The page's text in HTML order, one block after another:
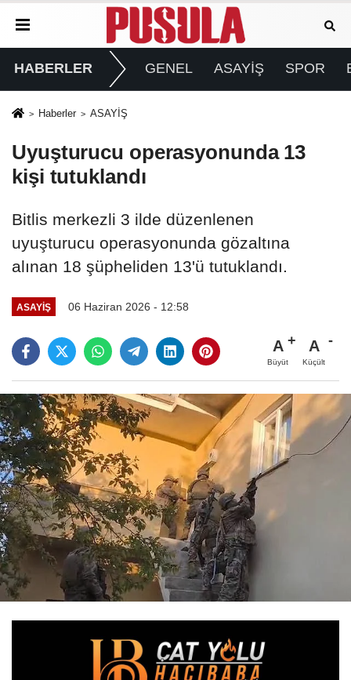
HABERLER GENEL ASAYİŞ SPOR
Haberler ASAYİŞ
Uyuşturucu operasyonunda 13
kişi tutuklandı
Bitlis merkezli 3 ilde düzenlenen
uyuşturucu operasyonunda gözaltına
alınan 18 şüpheliden 13'ü tutuklandı.
ASAYİŞ 06 Haziran 2026 - 12:58
A
Büyüt
A
Küçült